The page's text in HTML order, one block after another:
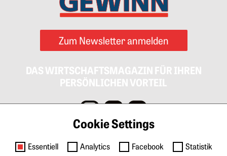
Zum Newsletter anmelden
DAS WIRTSCHAFTSMAGAZIN FÜR IHREN
PERSÖNLICHEN VORTEIL
Kontakt
Cookie Settings
Essentiell Analytics Facebook
Statistik